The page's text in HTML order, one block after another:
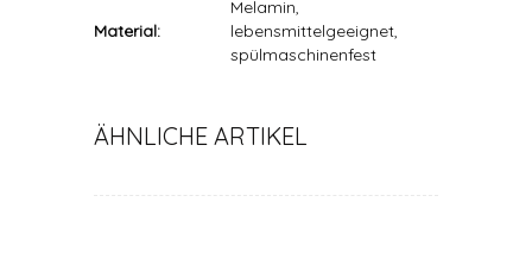
Material:
Melamin,
lebensmittelgeeignet,
spülmaschinenfest
ÄHNLICHE ARTIKEL